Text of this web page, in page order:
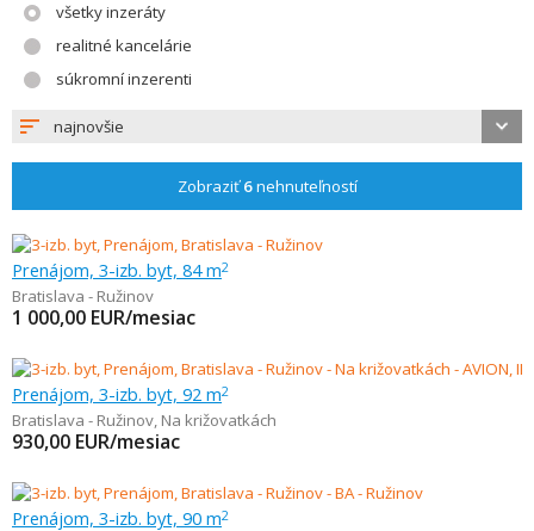
všetky inzeráty
realitné kancelárie
súkromní inzerenti
najnovšie
Zobraziť6nehnuteľností
Prenájom, 3-izb. byt, 84 m2
Bratislava - Ružinov
1 000,00 EUR/mesiac
Prenájom, 3-izb. byt, 92 m2
Bratislava - Ružinov, Na križovatkách
930,00 EUR/mesiac
Prenájom, 3-izb. byt, 90 m2